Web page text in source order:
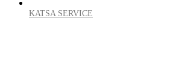
KATSA SERVICE